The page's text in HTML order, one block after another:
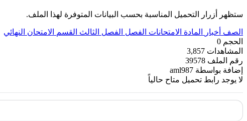
ستظهر أزرار التحميل المناسبة بحسب البيانات المتوفرة لهذا الملف.
الصف أخبار المادة الامتحانات الفصل الفصل الثالث القسم الامتحان النهائي
الحجم 0
المشاهدات 3,857
رقم الملف 39578
إضافة بواسطة aml987
لا يوجد رابط تحميل متاح حالياً